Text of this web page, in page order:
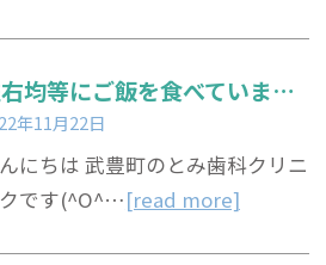
左右均等にご飯を食べていますか？？
年11月22日
にちは 武豊町のとみ歯科クリニ
です(^O^…[read more]